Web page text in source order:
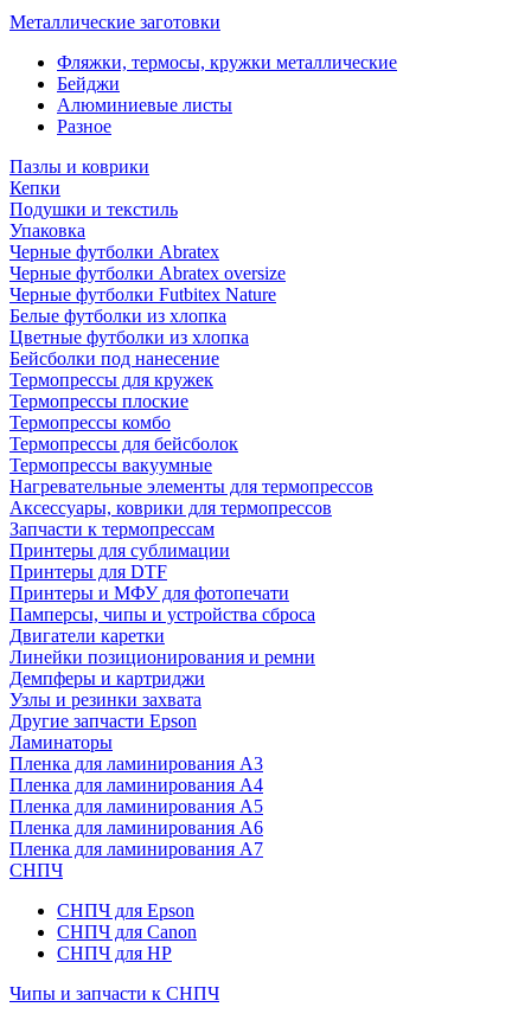
Металлические заготовки
Фляжки, термосы, кружки металлические
Бейджи
Алюминиевые листы
Разное
Пазлы и коврики
Кепки
Подушки и текстиль
Упаковка
Черные футболки Abratex
Черные футболки Abratex oversize
Черные футболки Futbitex Nature
Белые футболки из хлопка
Цветные футболки из хлопка
Бейсболки под нанесение
Термопрессы для кружек
Термопрессы плоские
Термопрессы комбо
Термопрессы для бейсболок
Термопрессы вакуумные
Нагревательные элементы для термопрессов
Аксессуары, коврики для термопрессов
Запчасти к термопрессам
Принтеры для сублимации
Принтеры для DTF
Принтеры и МФУ для фотопечати
Памперсы, чипы и устройства сброса
Двигатели каретки
Линейки позиционирования и ремни
Демпферы и картриджи
Узлы и резинки захвата
Другие запчасти Epson
Ламинаторы
Пленка для ламинирования А3
Пленка для ламинирования А4
Пленка для ламинирования А5
Пленка для ламинирования А6
Пленка для ламинирования А7
СНПЧ
СНПЧ для Epson
СНПЧ для Canon
СНПЧ для HP
Чипы и запчасти к СНПЧ